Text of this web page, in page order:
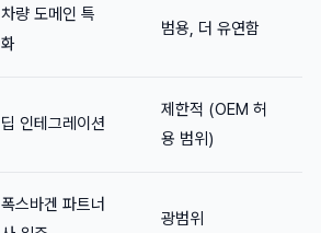
차량 도메인 특
화
범용, 더 유연함
딥 인테그레이션
제한적 (OEM 허
용 범위)
폭스바겐 파트너
광범위